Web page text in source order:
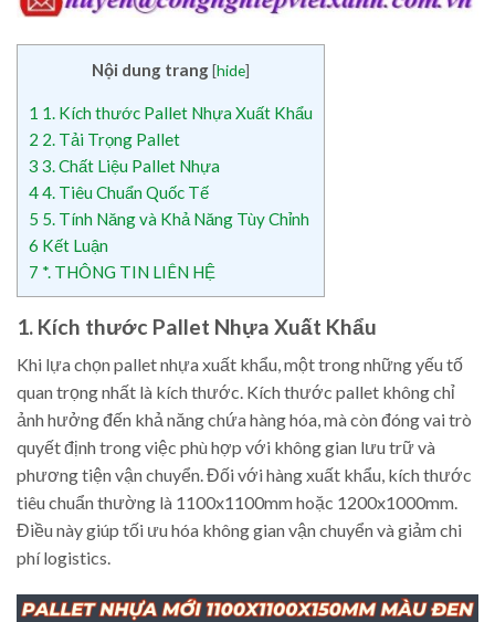
Nội dung trang[hide]
1 1. Kích thước Pallet Nhựa Xuất Khẩu
2 2. Tải Trọng Pallet
3 3. Chất Liệu Pallet Nhựa
44. Tiêu Chuẩn Quốc Tế
5 5. Tính Năng và Khả Năng Tùy Chỉnh
6 Kết Luận
7 *. THÔNG TIN LIÊN HỆ
1. Kích thước Pallet Nhựa Xuất Khẩu
Khi lựa chọn pallet nhựa xuất khẩu, một trong những yếu tố
quan trọng nhất là kích thước. Kích thước pallet không chỉ
ảnh hưởng đến khả năng chứa hàng hóa, mà còn đóng vai trò
quyết định trong việc phù hợp với không gian lưu trữ và
phương tiện vận chuyển. Đối với hàng xuất khẩu, kích thước
tiêu chuẩn thường là 1100x1100mm hoặc 1200x1000mm.
Điều này giúp tối ưu hóa không gian vận chuyển và giảm chi
phí logistics.